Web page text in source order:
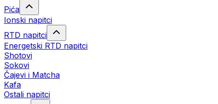
Pića
Ionski napitci
RTD napitci
Energetski RTD napitci
Shotovi
Sokovi
Čajevi i Matcha
Kafa
Ostali napitci